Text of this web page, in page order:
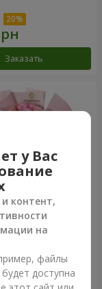
Заказать
Athena
у Вас
контент,
на
файлы
доступна